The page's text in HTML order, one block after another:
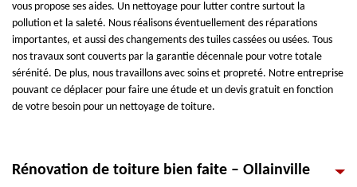
vous propose ses aides. Un nettoyage pour lutter contre surtout la
pollution et la saleté. Nous réalisons éventuellement des réparations
importantes, et aussi des changements des tuiles cassées ou usées. Tous
nos travaux sont couverts par la garantie décennale pour votre totale
sérénité. De plus, nous travaillons avec soins et propreté. Notre entreprise
pouvant ce déplacer pour faire une étude et un devis gratuit en fonction
de votre besoin pour un nettoyage de toiture.
Rénovation de toiture bien faite – Ollainville